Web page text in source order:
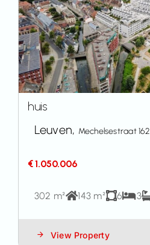
huis
Leuven, Mechelsestraat 162
€ 1.050.006
302 m² 143 m² 6 3
View Property